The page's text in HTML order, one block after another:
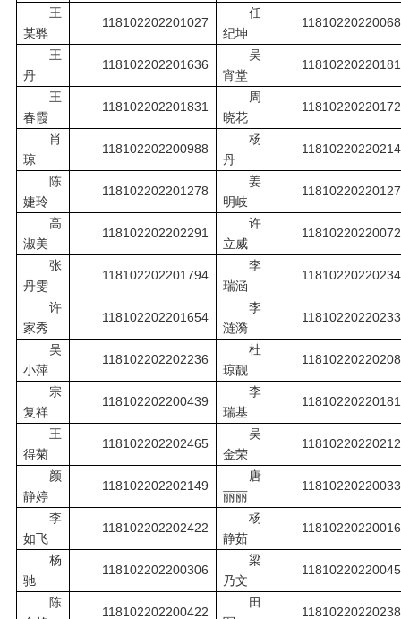
王
某骅
118102202201027
任
纪坤
王
丹
118102202201636
吴
宵堂
王
春霞
118102202201831
周
晓花
肖
琼
118102202200988
杨
丹
陈
婕玲
118102202201278
姜
明岐
高
淑美
118102202202291
许
立威
张
丹雯
118102202201794
李
瑞涵
许
家秀
118102202201654
李
涟漪
吴
小萍
118102202202236
杜
琼靓
宗
复祥
118102202200439
李
瑞基
王
得菊
118102202202465
吴
金荣
颜
静婷
118102202202149
唐
丽丽
李
如飞
118102202202422
杨
静茹
杨
驰
118102202200306
梁
乃文
陈
118102202200422
田